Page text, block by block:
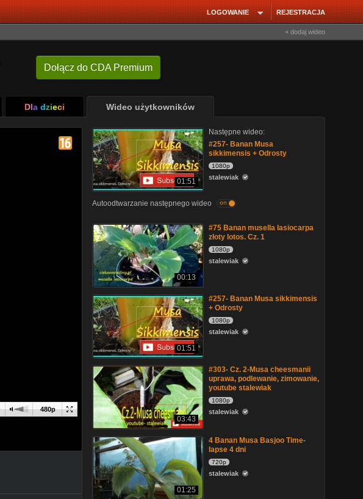
REJESTRACJA
LOGOWANIE
+ dodaj wideo
Dołącz do CDA Premium
Dla dzieci Wideo użytkowników
480p
01:51
Następne wideo:
#257- Banan Musa
sikkimensis + Odrosty
1080p
stalewiak
Autoodtwarzanie następnego wideo on
00:13
#75 Banan musella lasiocarpa
złoty lotos. Cz. 1
1080p
stalewiak
01:51
#257- Banan Musa sikkimensis
+ Odrosty
1080p
stalewiak
03:43
#303- Cz. 2-Musa cheesmanii
uprawa, podlewanie, zimowanie,
youtube stalewiak
1080p
stalewiak
01:25
4 Banan Musa Basjoo Time-
lapse 4 dni
720p
stalewiak